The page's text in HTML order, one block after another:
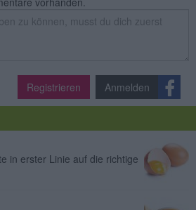
Registrieren Anmelden
in erster Linie auf die richtige